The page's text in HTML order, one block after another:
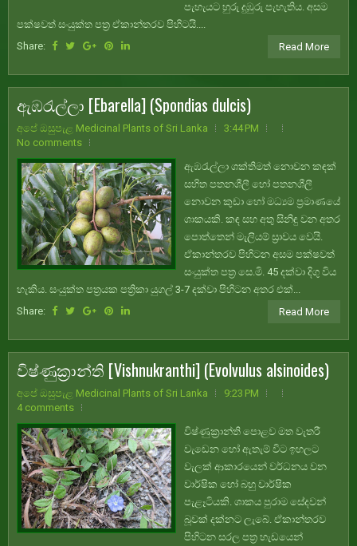
පැහැයට හුරු දුඹුරු පැහැතිය. අසම
පක්ෂවත් සංයුක්ත පත්‍ර ඒකාන්තරව පිහිටයි....
Share:
Read More
ඇඹරැල්ලා [Ebarella] (Spondias dulcis)
අපේ ඔසුපැළ Medicinal Plants of Sri Lanka
3:44 PM
No comments
ඇඹරැල්ලා ශක්තිමත් නොවන කඳක්
සහිත පතනශීලී හෝ පතනශීලී
නොවන කුඩා හෝ මධ්‍යම ප්‍රමාණයේ
ශාකයකි. කඳ සහ අතු සිනිඳු වන අතර
පොත්තෙන් මැලියම් ස්‍රාවය වෙයි.
ඒකාන්තරව පිහිටන අසම පක්ෂවත්
සංයුක්ත පත්‍ර සෙ.මි. 45 දක්වා දිගු විය
හැකිය. සංයුක්ත පත්‍රයක පත්‍රිකා යුගල් 3-7 දක්වා පිහිටන අතර එක්...
Share:
Read More
විෂ්ණුක්‍රාන්ති [Vishnukranthi] (Evolvulus alsinoides)
අපේ ඔසුපැළ Medicinal Plants of Sri Lanka
9:23 PM
4 comments
විෂ්ණුක්‍රාන්ති පොළව මත වැතරී
වැඩෙන හෝ ඇතැම් විට ඉහලට
වැලක් ආකාරයෙන් වර්ධනය වන
වාර්ෂික හෝ බහු වාර්ෂික
පැළෑටියකි. ශාකය පුරාම සේදවන්
බූවක් දක්නට ලැබේ. ඒකාන්තරව
පිහිටන සරල පත්‍ර හැඩයෙන්